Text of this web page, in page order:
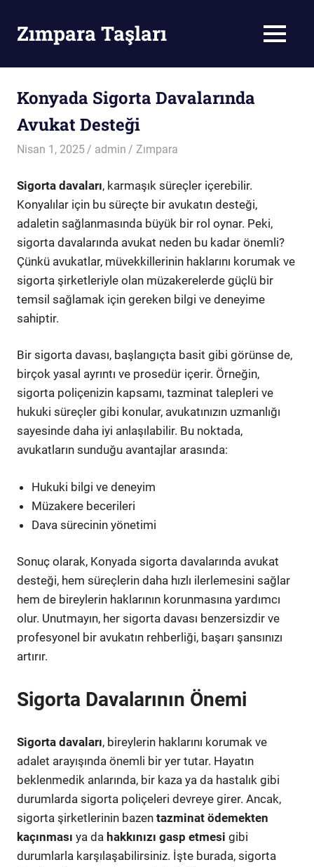
contentZımpara Taşları MENU
Konyada Sigorta Davalarında
Avukat Desteği
Nisan 1, 2025 admin Zımpara
Sigorta davaları, karmaşık süreçler içerebilir.
Konyalılar için bu süreçte bir avukatın desteği,
adaletin sağlanmasında büyük bir rol oynar. Peki,
sigorta davalarında avukat neden bu kadar önemli?
Çünkü avukatlar, müvekkillerinin haklarını korumak ve
sigorta şirketleriyle olan müzakerelerde güçlü bir
temsil sağlamak için gereken bilgi ve deneyime
sahiptir.
Bir sigorta davası, başlangıçta basit gibi görünse de,
birçok yasal ayrıntı ve prosedür içerir. Örneğin,
sigorta poliçenizin kapsamı, tazminat talepleri ve
hukuki süreçler gibi konular, avukatınızın uzmanlığı
sayesinde daha iyi anlaşılabilir. Bu noktada,
avukatların sunduğu avantajlar arasında:
Hukuki bilgi ve deneyim
Müzakere becerileri
Dava sürecinin yönetimi
Sonuç olarak, Konyada sigorta davalarında avukat
desteği, hem süreçlerin daha hızlı ilerlemesini sağlar
hem de bireylerin haklarının korunmasına yardımcı
olur. Unutmayın, her sigorta davası benzersizdir ve
profesyonel bir avukatın rehberliği, başarı şansınızı
artırır.
Sigorta Davalarının Önemi
Sigorta davaları, bireylerin haklarını korumak ve
adalet arayışında önemli bir yer tutar. Hayatın
beklenmedik anlarında, bir kaza ya da hastalık gibi
durumlarda sigorta poliçeleri devreye girer. Ancak,
sigorta şirketlerinin bazen tazminat ödemekten
kaçınması ya da hakkınızı gasp etmesi gibi
durumlarla karşılaşabilirsiniz. İşte burada, sigorta